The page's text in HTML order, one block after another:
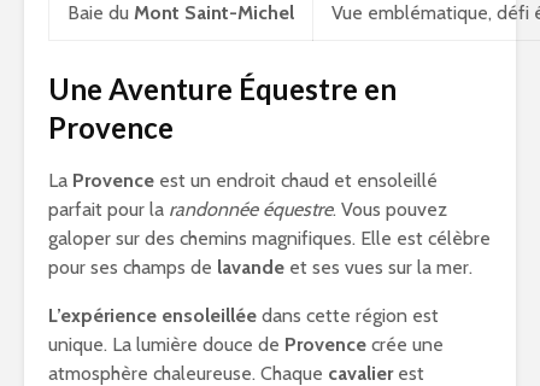
Baie du Mont Saint-Michel Vue emblématique, défi
Une Aventure Équestre en
Provence
La Provence est un endroit chaud et ensoleillé
parfait pour la randonnée équestre. Vous pouvez
galoper sur des chemins magnifiques. Elle est célèbre
pour ses champs de lavande et ses vues sur la mer.
L’expérience ensoleillée dans cette région est
unique. La lumière douce de Provence crée une
atmosphère chaleureuse. Chaque cavalierest